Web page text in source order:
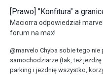
[Prawo] "Konfitura" a
Maciorra odpowiedział
forum na max!
@marvelo Chyba sobie tego nie
samochodziarze (tak, też
parking i jezdnię wszystko,